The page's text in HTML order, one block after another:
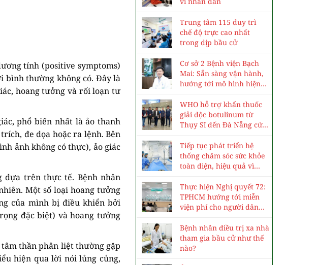
tính (positive symptoms)
bình thường không có. Đây là
hoang tưởng và rối loạn tư
phổ biến nhất là ảo thanh
đe dọa hoặc ra lệnh. Bên
ảnh không có thực), ảo giác
dựa trên thực tế. Bệnh nhân
Một số loại hoang tưởng
của mình bị điều khiển bởi
đặc biệt) và hoang tưởng
tâm thần phân liệt thường gặp
hiện qua lời nói lủng củng,
Trung tâm 115 duy trì
chế độ trực cao nhất
trong dịp bầu cử
Cơ sở 2 Bệnh viện Bạch
Mai: Sẵn sàng vận hành,
hướng tới mô hình hiện
WHO hỗ trợ khẩn thuốc
giải độc botulinum từ
Thụy Sĩ đến Đà Nẵng cứu
Tiếp tục phát triển hệ
thống chăm sóc sức khỏe
toàn diện, hiệu quả vì
Thực hiện Nghị quyết 72:
TPHCM hướng tới miễn
viện phí cho người dân
Bệnh nhân điều trị xa nhà
tham gia bầu cử như thế
nào?